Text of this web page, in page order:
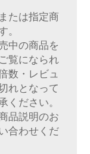
たは指定商
。
中の商品を
覧になられ
数・レビュ
れとなって
ください。
品説明のお
合わせくだ